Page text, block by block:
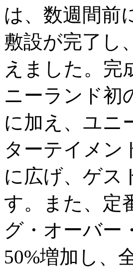
は、数週間前
敷設が完了し
えました。完
ニーランド初
に加え、ユニ
ターテイメン
に広げ、ゲス
す。また、定
グ・オーバー
50%増加し、